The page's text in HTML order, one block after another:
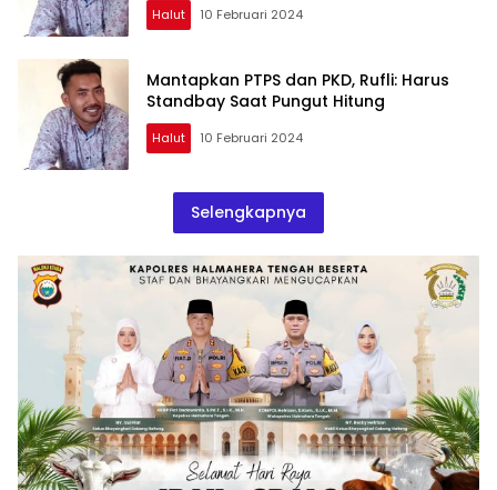
Halut 10 Februari 2024
Mantapkan PTPS dan PKD, Rufli: Harus
Standbay Saat Pungut Hitung
Halut 10 Februari 2024
Selengkapnya